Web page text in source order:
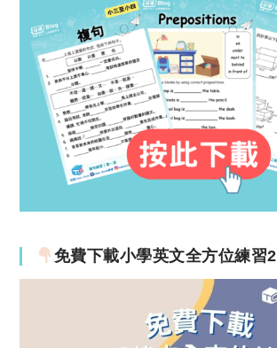
免費下載小學英文全方位練習2